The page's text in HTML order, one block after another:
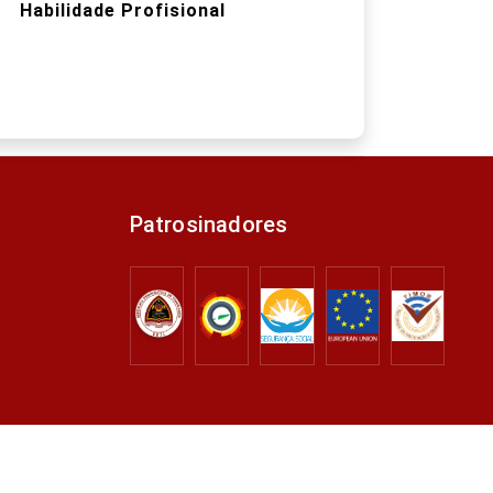
Habilidade Profisional
Patrosinadores